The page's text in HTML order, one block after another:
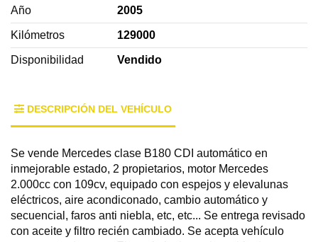
Año 2005
Kilómetros 129000
Disponibilidad Vendido
DESCRIPCIÓN DEL VEHÍCULO
Se vende Mercedes clase B180 CDI automático en
inmejorable estado, 2 propietarios, motor Mercedes
2.000cc con 109cv, equipado con espejos y elevalunas
eléctricos, aire acondiconado, cambio automático y
secuencial, faros anti niebla, etc, etc... Se entrega revisado
con aceite y filtro recién cambiado. Se acepta vehículo